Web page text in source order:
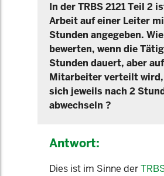
In der TRBS 2121 Teil 2
Arbeit auf einer Leiter
Stunden angegeben.
bewerten, wenn die
Stunden dauert, aber
Mitarbeiter verteilt wird,
sich jeweils nach 2
abwechseln ?
Antwort:
Dies ist im Sinne der